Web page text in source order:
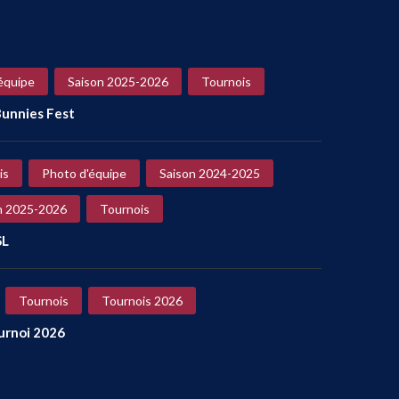
Saison 2025-2026 Tournois
Fest
Photo d'équipe Saison 2024-2025
2025-2026 Tournois
Tournois Tournois 2026
2026